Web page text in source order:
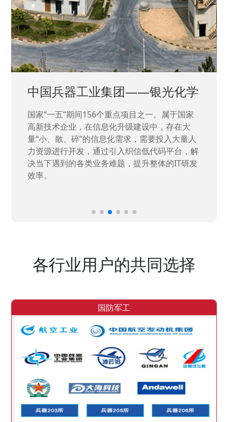
中国兵器工业集团——银光化学
国家“一五”期间156个重点项目之一。属于国家
高新技术企业，在信息化升级建设中，存在大
量“小、散、碎”的信息化需求，需要投入大量人
力资源进行开发，通过引入织信低代码平台，解
决当下遇到的各类业务难题，提升整体的IT研发
效率。
各行业用户的共同选择
国防军工